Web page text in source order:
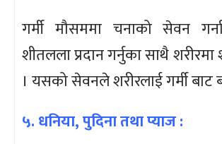
गर्मी मौसममा चनाको सेवन
शीतलला प्रदान गर्नुका साथै शरीरमा
। यसको सेवनले शरीरलाई गर्मी बाट
५. धनिया, पुदिना तथा प्याज :